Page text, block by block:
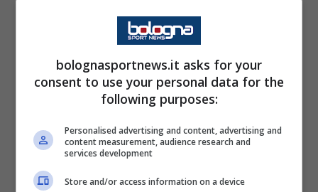
E allora Italiano sceglie di fare qualche
cambio negli 11 titolari, esattamente come fa
ormai da diversi anni, vediamo quali saranno
Bologna (4-2-3-1):Ravaglia;
Heggem,Lykogiannis;Moro, Ferguson;
bolognasportnews.it asks for your
consent to use your personal data for the
following purposes:
Personalised advertising and content, advertising and
content measurement, audience research and
services development
Store and/or access information on a device